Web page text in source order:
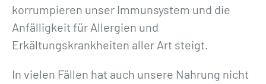
korrumpieren unser Immunsystem und die
Anfälligkeit für Allergien und
Erkältungskrankheiten aller Art steigt.
In vielen Fällen hat auch unsere Nahrung nicht